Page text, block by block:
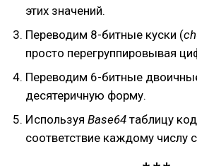
этих значений.
Переводим 8-битные куски (
просто перегруппировывая
Переводим 6-битные
десятеричную форму.
Используя Base64 таблицу
соответствие каждому числу